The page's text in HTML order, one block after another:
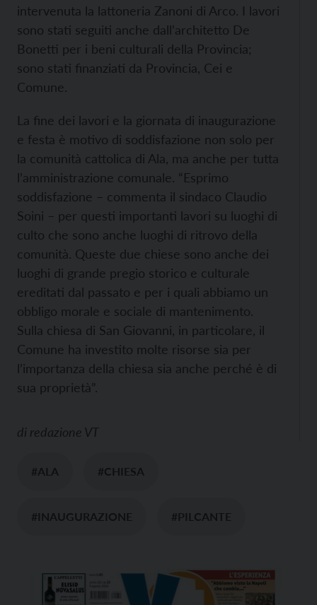
intervenuta la lattoneria Zanoni di Arco. I lavori
sono stati seguiti anche dall’architetto De
Bonetti per i beni culturali della Provincia;
sono stati finanziati da Provincia, Cei e
Comune.
La fine dei lavori e la giornata di inaugurazione
e festa è motivo di soddisfazione non solo per
la comunità cattolica di Ala, ma anche per tutta
l’amministrazione comunale. “Esprimo
soddisfazione – commenta il sindaco Claudio
Soini – per questi importanti lavori su luoghi di
culto che sono anche luoghi di ritrovo della
comunità. Queste due chiese sono anche dei
luoghi di grande pregio storico e culturale
ereditati dal passato e per i quali abbiamo un
obbligo morale e sociale di mantenimento.
Sulla chiesa di San Giovanni, in particolare, il
Comune ha investito molte risorse sia per
l’importanza della chiesa sia anche perché è di
sua proprietà”.
di redazione VT
#ALA #CHIESA
#INAUGURAZIONE #PILCANTE